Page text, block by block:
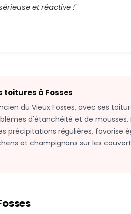
et réactive !"
toitures à Fosses
du Vieux Fosses, avec ses
d'étanchéité et de
précipitations régulières, favorise
et champignons sur les